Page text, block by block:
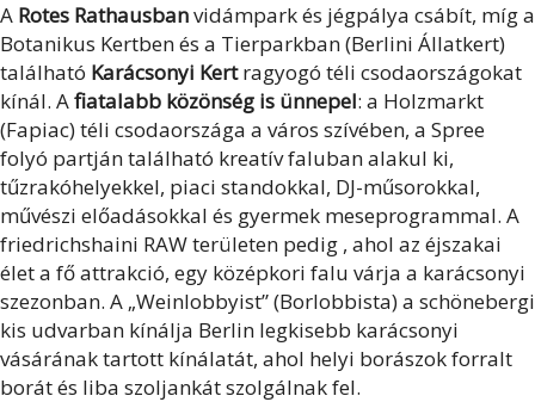
A Rotes Rathausbanvidámpark és jégpálya csábít, míg a
Botanikus Kertben és a Tierparkban (Berlini Állatkert)
található Karácsonyi Kertragyogó téli csodaországokat
kínál. Afiatalabb közönség is ünnepel: a Holzmarkt
(Fapiac) téli csodaországa a város szívében, a Spree
folyó partján található kreatív faluban alakul ki,
tűzrakóhelyekkel, piaci standokkal, DJ-műsorokkal,
művészi előadásokkal és gyermek meseprogrammal. A
friedrichshaini RAW területen pedig , ahol az éjszakai
élet a fő attrakció, egy középkori falu várja a karácsonyi
szezonban. A „Weinlobbyist” (Borlobbista) a schönebergi
kis udvarban kínálja Berlin legkisebb karácsonyi
vásáránaktartott kínálatát, ahol helyi borászok forralt
borát és liba szoljankát szolgálnak fel.